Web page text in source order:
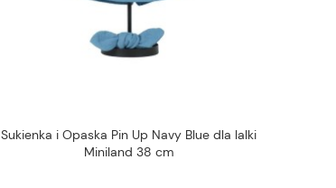
Sukienka i Opaska Pin Up Navy Blue dla lalki
Miniland 38 cm